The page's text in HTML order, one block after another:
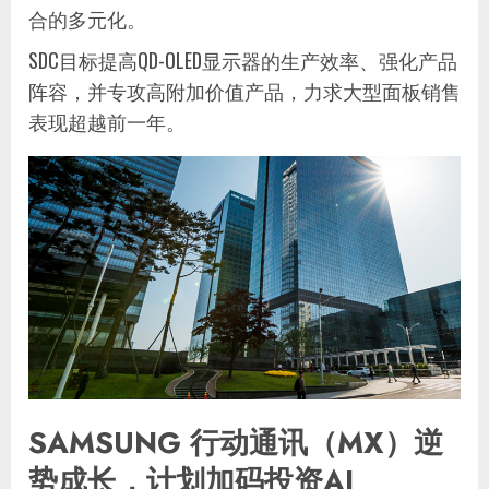
合的多元化。
SDC目标提高QD-OLED显示器的生产效率、强化产品
阵容，并专攻高附加价值产品，力求大型面板销售
表现超越前一年。
SAMSUNG 行动通讯（MX）逆